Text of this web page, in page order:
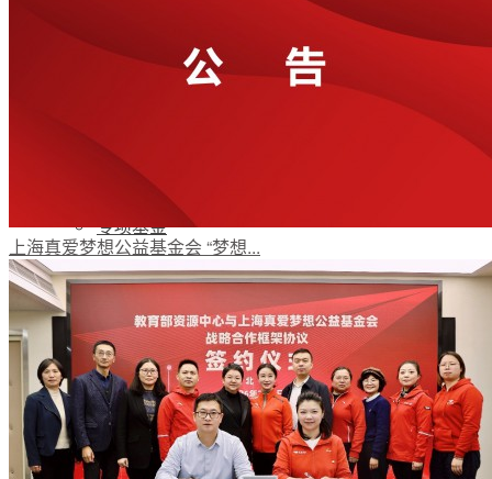
梦想工程
专项基金
伙伴发展
评估报告
上海真爱梦想公益基金会 “梦想...